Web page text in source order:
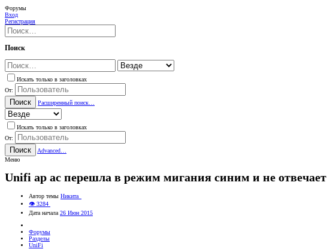
Форумы
Вход
Регистрация
Поиск
Искать только в заголовках
От:
Поиск Расширенный поиск…
Искать только в заголовках
От:
Поиск
Advanced…
Меню
Unifi ap ac перешла в режим мигания синим и не отвечает
Автор темы Никита_
👁 3284
Дата начала 26 Июн 2015
Форумы
Разделы
UniFi